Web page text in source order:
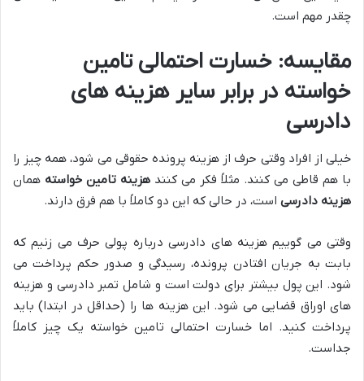
چقدر مهم است.
مقایسه: خسارت احتمالی تامین
خواسته در برابر سایر هزینه های
دادرسی
خیلی از افراد وقتی حرف از هزینه پرونده حقوقی می شود، همه چیز را
با هم قاطی می کنند. مثلاً فکر می کنند هزینه تامین خواسته همان
هزینه دادرسی است، در حالی که این دو کاملاً با هم فرق دارند.
وقتی می گوییم هزینه های دادرسی درباره پولی حرف می زنیم که
بابت به جریان افتادن پرونده، رسیدگی و صدور حکم پرداخت می
شود. این پول بیشتر برای دولت است و شامل تمبر دادرسی و هزینه
های اوراق قضایی می شود. این هزینه ها را (حداقل در ابتدا) باید
پرداخت کنید. اما خسارت احتمالی تامین خواسته یک چیز کاملاً
جداست.